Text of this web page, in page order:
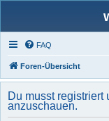
FAQ
Foren-Übersicht
Du musst registriert
anzuschauen.